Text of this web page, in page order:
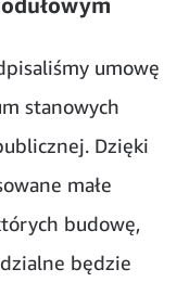
umowę
stanowych
Dzięki
małe
budowę,
będzie